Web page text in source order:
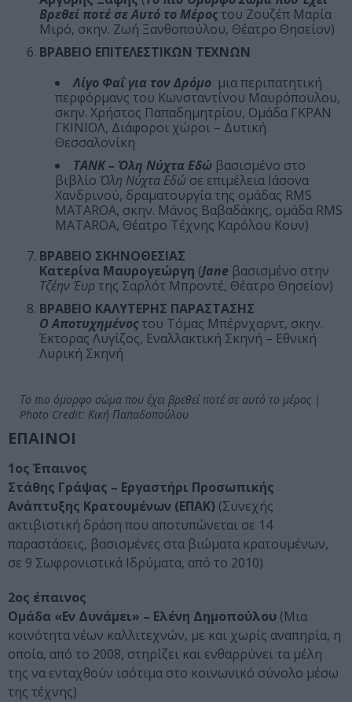
Βρεθεί ποτέ σε Αυτό το Μέροςτου Ζουζέπ Μαρία
Μιρό, σκην. Ζωή Ξανθοπούλου, Θέατρο Θησείον)
ΒΡΑΒΕΙΟ ΕΠΙΤΕΛΕΣΤΙΚΩΝ ΤΕΧΝΩΝ
Λίγο Φαΐ για τον Δρόμο μια περιπατητική
περφόρμανς του Κωνσταντίνου Μαυρόπουλου,
σκην. Χρήστος Παπαδημητρίου, Ομάδα ΓΚΡΑΝ
ΓΚΙΝΙΟΛ, Διάφοροι χώροι – Δυτική
Θεσσαλονίκη
ΤΑΝΚ – Όλη Νύχτα Εδώ βασισμένο στο
βιβλίο Όλη Νύχτα Εδώ σε επιμέλεια Ιάσονα
Χανδρινού, δραματουργία της ομάδας RMS
MATAROA, σκην. Μάνος Βαβαδάκης, ομάδα RMS
MATAROA, Θέατρο Τέχνης Καρόλου Κουν)
ΒΡΑΒΕΙΟ ΣΚΗΝΟΘΕΣΙΑΣ
Κατερίνα Μαυρογεώργη (Jane βασισμένο στην
Τζέην Έυρ της Σαρλότ Μπροντέ, Θέατρο Θησείον)
ΒΡΑΒΕΙΟ ΚΑΛΥΤΕΡΗΣ ΠΑΡΑΣΤΑΣΗΣ
Ο Αποτυχημένος του Τόμας Μπέρνχαρντ, σκην.
Έκτορας Λυγίζος, Εναλλακτική Σκηνή – Εθνική
Λυρική Σκηνή
Το πιο όμορφο σώμα που έχει βρεθεί ποτέ σε αυτό το μέρος |
Photo Credit: Κική Παπαδοπούλου
ΕΠΑΙΝΟΙ
1ος Έπαινος
Στάθης Γράψας – Εργαστήρι Προσωπικής
Ανάπτυξης Κρατουμένων (ΕΠΑΚ) (Συνεχής
ακτιβιστική δράση που αποτυπώνεται σε 14
παραστάσεις, βασισμένες στα βιώματα κρατουμένων,
σε 9 Σωφρονιστικά Ιδρύματα, από το 2010)
2ος έπαινος
Ομάδα «Εν Δυνάμει» – Ελένη Δημοπούλου (Μια
κοινότητα νέων καλλιτεχνών, με και χωρίς αναπηρία, η
οποία, από το 2008, στηρίζει και ενθαρρύνει τα μέλη
της να ενταχθούν ισότιμα στο κοινωνικό σύνολο μέσω
της τέχνης)